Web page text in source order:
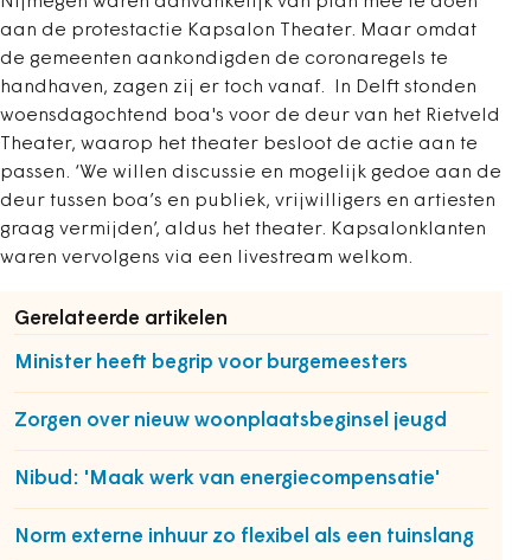
aan de protestactie Kapsalon Theater. Maar omdat
de gemeenten aankondigden de coronaregels te
handhaven, zagen zij er toch vanaf. In Delft stonden
woensdagochtend boa's voor de deur van het Rietveld
Theater, waarop het theater besloot de actie aan te
passen. ‘We willen discussie en mogelijk gedoe aan de
deur tussen boa’s en publiek, vrijwilligers en artiesten
graag vermijden’, aldus het theater. Kapsalonklanten
waren vervolgens via een livestream welkom.
Gerelateerde artikelen
Minister heeft begrip voor burgemeesters
Zorgen over nieuw woonplaatsbeginsel jeugd
Nibud: 'Maak werk van energiecompensatie'
Norm externe inhuur zo flexibel als een tuinslang